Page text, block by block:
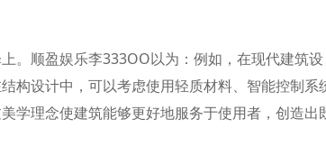
。顺盈娱乐李333OO以为：例如，在现代建筑设
构设计中，可以考虑使用轻质材料、智能控制系
学理念使建筑能够更好地服务于使用者，创造出